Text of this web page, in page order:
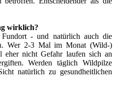
wirklich?
- und natürlich auch die
Wer 2-3 Mal im Monat (Wild-)
eher nicht Gefahr laufen sich an
Werden täglich Wildpilze
natürlich zu gesundheitlichen